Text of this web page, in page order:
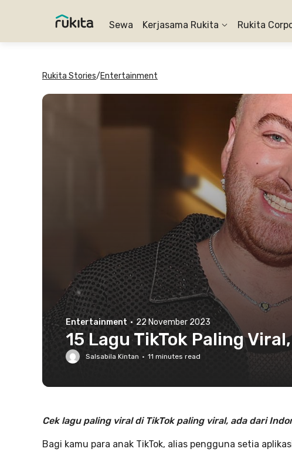
Sewa Kerjasama Rukita Rukita
Rukita Stories/Entertainment
Entertainment · 22 November 2023
15 Lagu TikTok Paling
Salsabila Kintan · 11 minutes read
Cek lagu paling viral di TikTok paling viral, ada dari
Bagi kamu para anak TikTok, alias pengguna setia